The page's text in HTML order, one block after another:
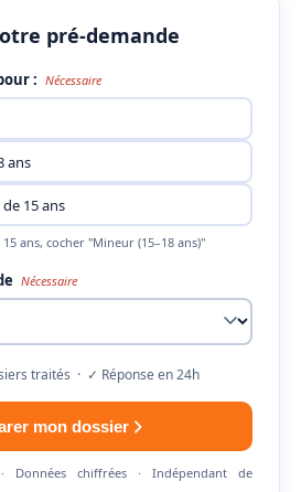
pré-demande
: Nécessaire
ans
15 ans
ans, cocher "Mineur (15–18 ans)"
Nécessaire
traités · ✓ Réponse en 24h
mon dossier
Données chiffrées · Indépendant de